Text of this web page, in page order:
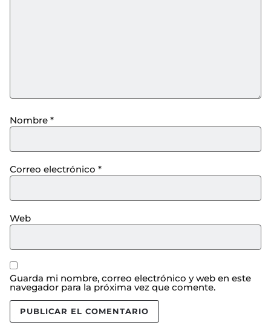
Nombre *
Correo electrónico *
Web
Guarda mi nombre, correo electrónico y web en este
navegador para la próxima vez que comente.